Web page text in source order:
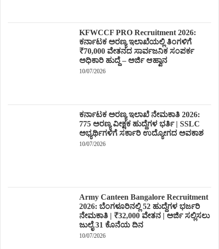
KFWCCF PRO Recruitment 2026:
ಕರ್ನಾಟಕ ಅರಣ್ಯ ಇಲಾಖೆಯಲ್ಲಿ ತಿಂಗಳಿಗೆ
₹70,000 ವೇತನದ ಸಾರ್ವಜನಿಕ ಸಂಪರ್ಕ
ಅಧಿಕಾರಿ ಹುದ್ದೆ – ಅರ್ಜಿ ಆಹ್ವಾನ
10/07/2026
ಕರ್ನಾಟಕ ಅರಣ್ಯ ಇಲಾಖೆ ನೇಮಕಾತಿ 2026:
775 ಅರಣ್ಯ ವೀಕ್ಷಕ ಹುದ್ದೆಗಳ ಭರ್ತಿ | SSLC
ಅಭ್ಯರ್ಥಿಗಳಿಗೆ ಸರ್ಕಾರಿ ಉದ್ಯೋಗದ ಅವಕಾಶ
10/07/2026
Army Canteen Bangalore Recruitment
2026: ಬೆಂಗಳೂರಿನಲ್ಲಿ 52 ಹುದ್ದೆಗಳ ಭರ್ಜರಿ
ನೇಮಕಾತಿ | ₹32,000 ವೇತನ | ಅರ್ಜಿ ಸಲ್ಲಿಸಲು
ಜುಲೈ 31 ಕೊನೆಯ ದಿನ
10/07/2026